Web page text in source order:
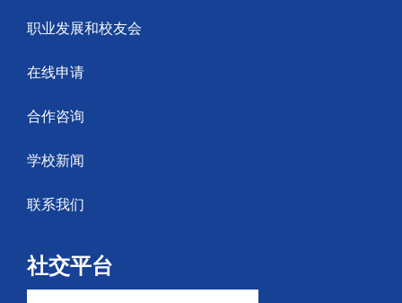
职业发展和校友会
在线申请
合作咨询
学校新闻
联系我们
社交平台